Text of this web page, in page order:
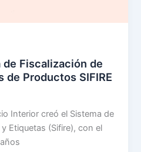
Fiscalización de
de Productos SIFIRE
Interior creó el Sistema de
Etiquetas (Sifire), con el